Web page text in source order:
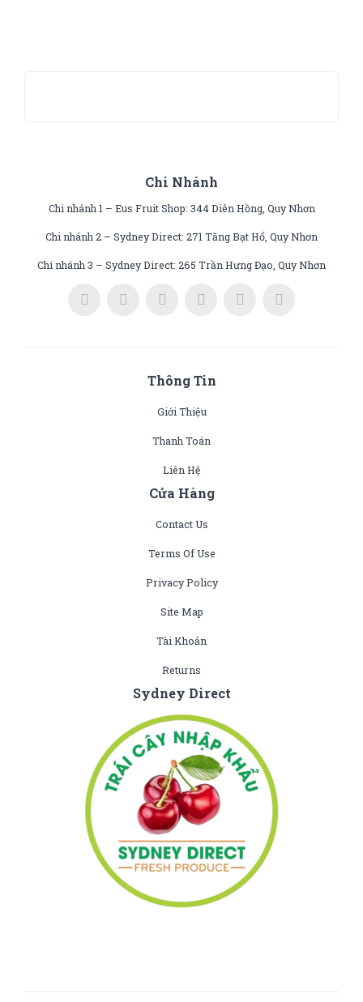
Chi Nhánh
Chi nhánh 1 – Eus Fruit Shop: 344 Diên Hồng, Quy Nhơn
Chi nhánh 2 – Sydney Direct: 271 Tăng Bạt Hổ, Quy Nhơn
Chi nhánh 3 – Sydney Direct: 265 Trần Hưng Đạo, Quy Nhơn
Thông Tin
Giới Thiệu
Thanh Toán
Liên Hệ
Cửa Hàng
Contact Us
Terms Of Use
Privacy Policy
Site Map
Tài Khoản
Returns
Sydney Direct